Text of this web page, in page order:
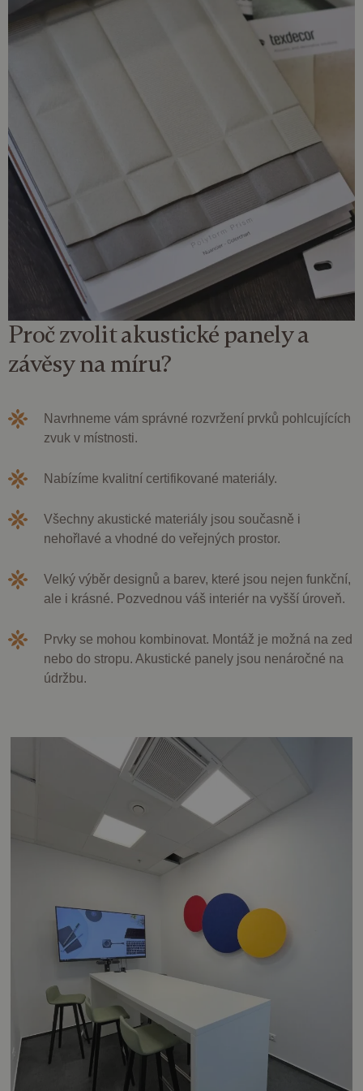
Proč zvolit akustické panely a
závěsyna míru?
Navrhneme vám správné rozvržení prvků pohlcujících
zvuk v místnosti.
Nabízíme kvalitní certifikované materiály.
Všechny akustické materiály jsou současně i
nehořlavé a vhodné do veřejných prostor.
Velký výběr designů a barev, které jsou nejen funkční,
ale i krásné. Pozvednou váš interiér na vyšší úroveň.
Prvky se mohou kombinovat. Montáž je možná na zed
nebo do stropu. Akustické panely jsou nenáročné na
údržbu.